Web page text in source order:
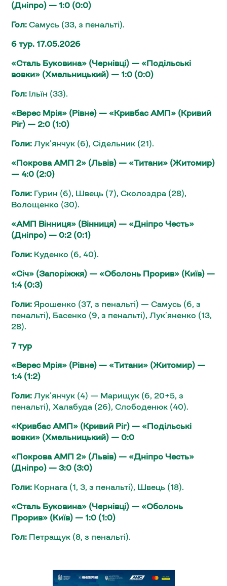
(Дніпро) — 1:0 (0:0)
Гол: Самусь (33, з пенальті).
6 тур. 17.05.2026
«Сталь Буковина» (Чернівці) — «Подільські
вовки» (Хмельницький) — 1:0 (0:0)
Гол: Ільїн (33).
«Верес Мрія» (Рівне) — «Кривбас АМП» (Кривий
Ріг) — 2:0 (1:0)
Голи: Лук’янчук (6), Сідельник (21).
«Покрова АМП 2» (Львів) — «Титани» (Житомир)
— 4:0 (2:0)
Голи: Гурин (6), Швець (7), Сколоздра (28),
Волощенко (30).
«АМП Вінниця» (Вінниця) — «Дніпро Честь»
(Дніпро) — 0:2 (0:1)
Голи: Куденко (6, 40).
«Січ» (Запоріжжя) — «Оболонь Прорив» (Київ) —
1:4 (0:3)
Голи: Ярошенко (37, з пенальті) — Самусь (6, з
пенальті), Басенко (9, з пенальті), Лук’яненко (13,
28).
7 тур
«Верес Мрія» (Рівне) — «Титани» (Житомир) —
1:4 (1:2)
Голи: Лук’янчук (4) — Марищук (6, 20+5, з
пенальті), Халабуда (26), Слободенюк (40).
«Кривбас АМП» (Кривий Ріг) — «Подільські
вовки» (Хмельницький) — 0:0
«Покрова АМП 2» (Львів) — «Дніпро Честь»
(Дніпро) — 3:0 (3:0)
Голи: Корнага (1, 3, з пенальті), Швець (18).
«Сталь Буковина» (Чернівці) — «Оболонь
Прорив» (Київ) — 1:0 (1:0)
Гол: Петращук (8, з пенальті).